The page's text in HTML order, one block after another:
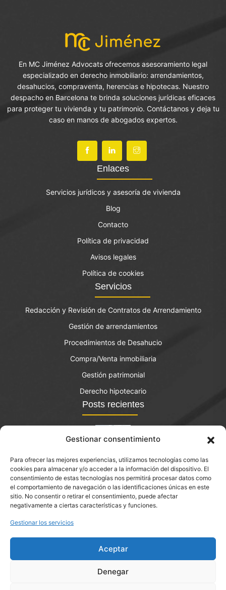
Gestionar consentimiento
Para ofrecer las mejores experiencias, utilizamos tecnologías como las
cookies para almacenar y/o acceder a la información del dispositivo. El
consentimiento de estas tecnologías nos permitirá procesar datos como
el comportamiento de navegación o las identificaciones únicas en este
sitio. No consentir o retirar el consentimiento, puede afectar
negativamente a ciertas características y funciones.
Gestionar los servicios
Aceptar
Denegar
En MC Jiménez Advocats ofrecemos asesoramiento legal
especializado en derecho inmobiliario: arrendamientos,
desahucios, compraventa, herencias e hipotecas. Nuestro
despacho en Barcelona te brinda soluciones jurídicas eficaces
para proteger tu vivienda y tu patrimonio. Contáctanos y deja tu
caso en manos de abogados expertos.
Enlaces
Servicios jurídicos y asesoría de vivienda
Blog
Contacto
Política de privacidad
Avisos legales
Política de cookies
Servicios
Redacción y Revisión de Contratos de Arrendamiento
Gestión de arrendamientos
Procedimientos de Desahucio
Compra/Venta inmobiliaria
Gestión patrimonial
Derecho hipotecario
Posts recientes
El bono joven de vivienda: qué es y quién lo puede
solicitar?
septiembre 14, 2023